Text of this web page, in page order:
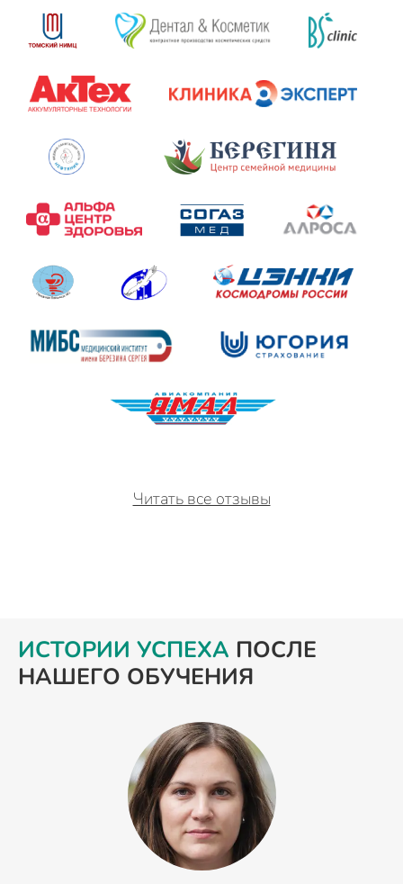
Читать все отзывы
ИСТОРИИ УСПЕХА ПОСЛЕ
НАШЕГО ОБУЧЕНИЯ